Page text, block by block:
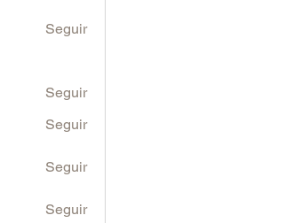
Seguir
Seguir
Seguir
Seguir
Seguir